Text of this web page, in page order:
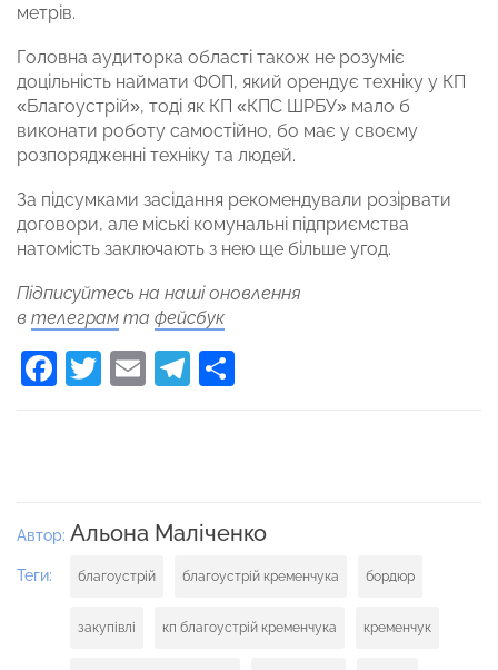
метрів.
Головна аудиторка області також не розуміє
доцільність наймати ФОП, який орендує техніку у КП
«Благоустрій», тоді як КП «КПС ШРБУ» мало б
виконати роботу самостійно, бо має у своєму
розпорядженні техніку та людей.
За підсумками засідання рекомендували розірвати
договори, але міські комунальні підприємства
натомість заключають з нею ще більше угод.
Підписуйтесь на наші оновлення
в телеграм та фейсбук
Facebook
Twitter
EmailTelegram
Автор: Альона Маліченко
Теги: благоустрій благоустрій кременчука бордюр
закупівлі кп благоустрій кременчука кременчук